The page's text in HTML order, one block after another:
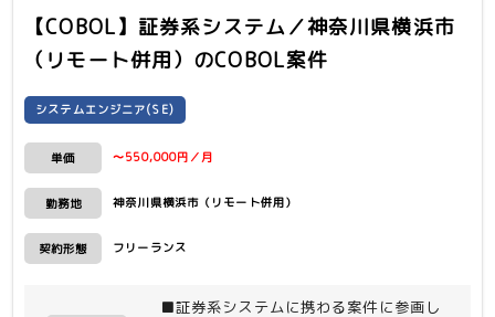
【COBOL】証券系システム／神奈川県横浜市
（リモート併用） のCOBOL案件
システムエンジニア(SE)
単価 〜550,000円／月
勤務地 神奈川県横浜市（リモート併用）
契約形態 フリーランス
■証券系システムに携わる案件に参画し